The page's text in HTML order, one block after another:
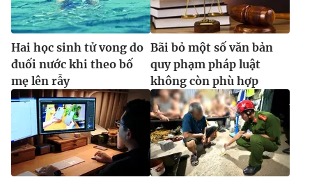
Hai học sinh tử vong do
đuối nước khi theo bố
mẹ lên rẫy
Bãi bỏ một số văn bản
quy phạm pháp luật
không còn phù hợp